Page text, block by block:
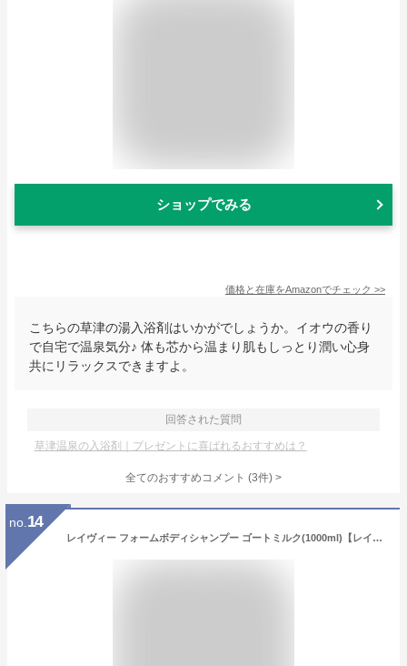
ショップでみる
価格と在庫をAmazonでチェック >>
こちらの草津の湯入浴剤はいかがでしょうか。イオウの香り
で自宅で温泉気分♪ 体も芯から温まり肌もしっとり潤い心身
共にリラックスできますよ。
回答された質問
草津温泉の入浴剤｜プレゼントに喜ばれるおすすめは？
全てのおすすめコメント (3件) >
no. 14
レイヴィー フォームボディシャンプー ゴートミルク(1000ml)【レイヴィー】[保湿 ヤギミルク 乾燥肌 弱酸性 泡タイプ]